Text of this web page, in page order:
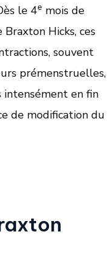
le 4e mois de
Hicks, ces
souvent
prémenstruelles,
intensément en fin
de modification du